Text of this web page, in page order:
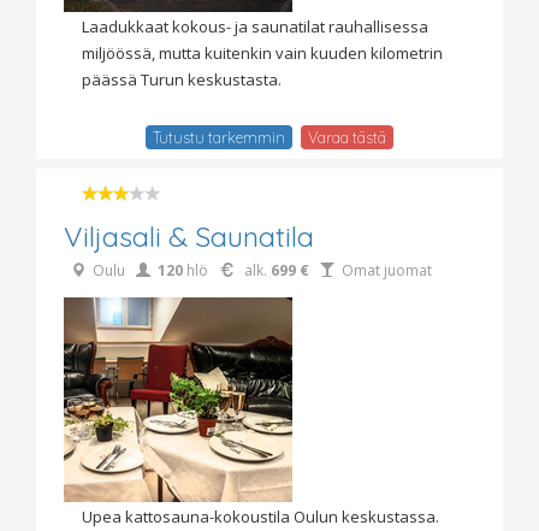
Laadukkaat kokous- ja saunatilat rauhallisessa
miljöössä, mutta kuitenkin vain kuuden kilometrin
päässä Turun keskustasta.
Tutustu tarkemmin Varaa tästä
Viljasali & Saunatila
Oulu 120 hlö alk. 699 € Omat juomat
Upea kattosauna-kokoustila Oulun keskustassa.